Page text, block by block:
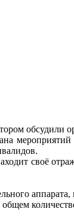
обсудили
своё